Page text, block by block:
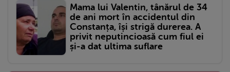
Mama lui Valentin, tânărul de 34
de ani mort în accidentul din
Constanța, își strigă durerea. A
privit neputincioasă cum fiul ei
și-a dat ultima suflare